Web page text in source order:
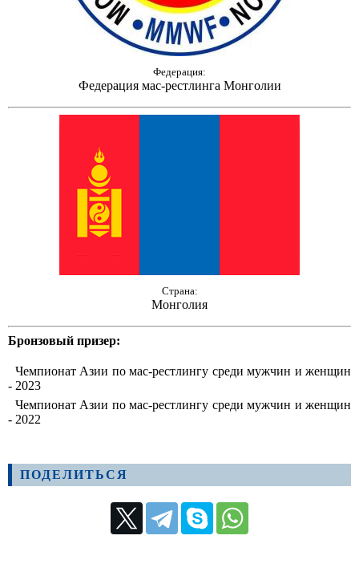
Федерация:
Федерация мас-рестлинга Монголии
Страна:
Монголия
Бронзовый призер:
Чемпионат Азии по мас-рестлингу среди мужчин и женщин
- 2023
Чемпионат Азии по мас-рестлингу среди мужчин и женщин
- 2022
ПОДЕЛИТЬСЯ